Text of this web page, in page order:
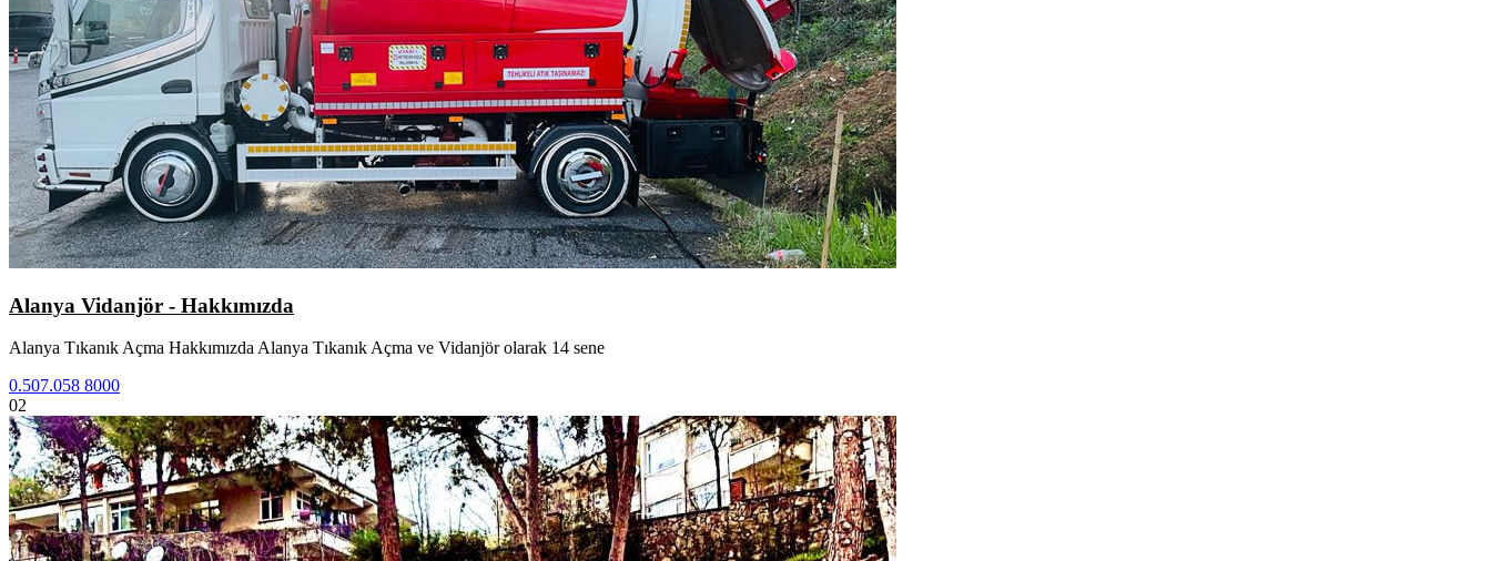
Alanya Vidanjör - Hakkımızda
Alanya Tıkanık Açma Hakkımızda Alanya Tıkanık Açma ve Vidanjör olarak 14 sene
0.507.058 8000
02